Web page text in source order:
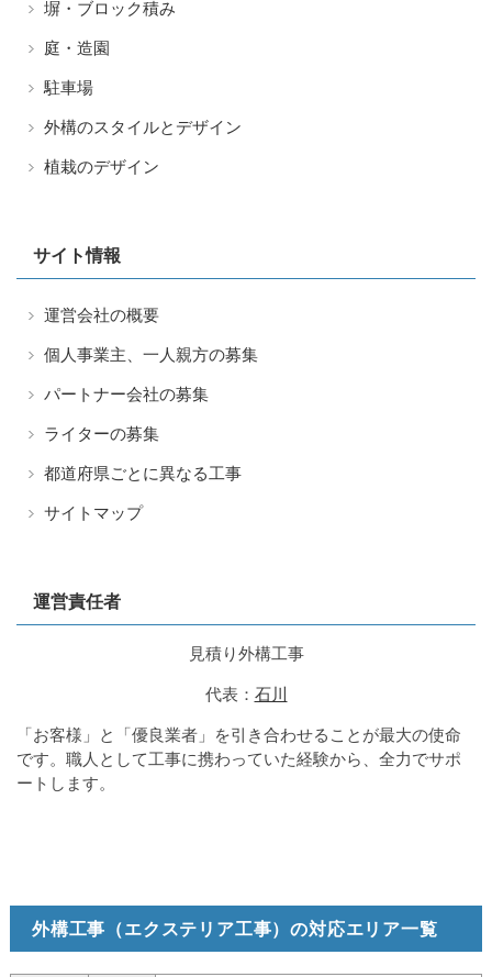
塀・ブロック積み
庭・造園
駐車場
外構のスタイルとデザイン
植栽のデザイン
サイト情報
運営会社の概要
個人事業主、一人親方の募集
パートナー会社の募集
ライターの募集
都道府県ごとに異なる工事
サイトマップ
運営責任者
見積り外構工事
代表： 石川
「お客様」と「優良業者」を引き合わせることが最大の使命
です。職人として工事に携わっていた経験から、全力でサポ
ートします。
外構工事（エクステリア工事）の対応エリア一覧